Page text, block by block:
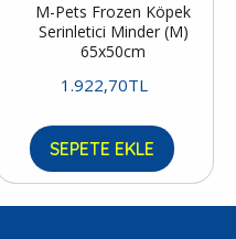
M-Pets Frozen Köpek
Serinletici Minder (M)
65x50cm
1.922,70TL
SEPETE EKLE